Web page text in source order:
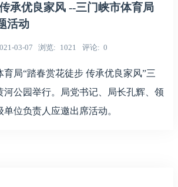
承优良家风 --三门峡市体育局
活动
03-07 浏览 1021 评论 0
育局“踏春赏花徒步 传承优良家风”三
河公园举行。局党书记、局长孔辉、领
位负责人应邀出席活动。